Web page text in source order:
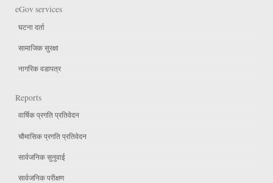
eGov services
घटना दर्ता
सामाजिक सुरक्षा
नागरिक वडापत्र
Reports
वार्षिक प्रगति प्रतिवेदन
चौमासिक प्रगति प्रतिवेदन
सार्वजनिक सुनुवाई
सार्वजनिक परीक्षण